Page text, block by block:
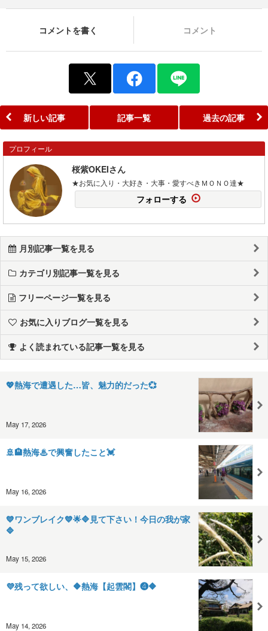
コメントを書く コメント
新しい記事 記事一覧 過去の記事
プロフィール
桜紫OKEIさん
★お気に入り・大好き・大事・愛すべきＭＯＮＯ達★
フォローする
月別記事一覧を見る
カテゴリ別記事一覧を見る
フリーページ一覧を見る
お気に入りブログ一覧を見る
よく読まれている記事一覧を見る
💖熱海で遭遇した…皆、魅力的だった💞
May 17, 2026
🚢🏨熱海♨で興奮したこと💓
May 16, 2026
💙ワンブレイク💙🌟🔷見て下さい！今日の我が家
🔷
May 15, 2026
💜残って欲しい、🔶熱海【起雲閣】❹🔶
May 14, 2026